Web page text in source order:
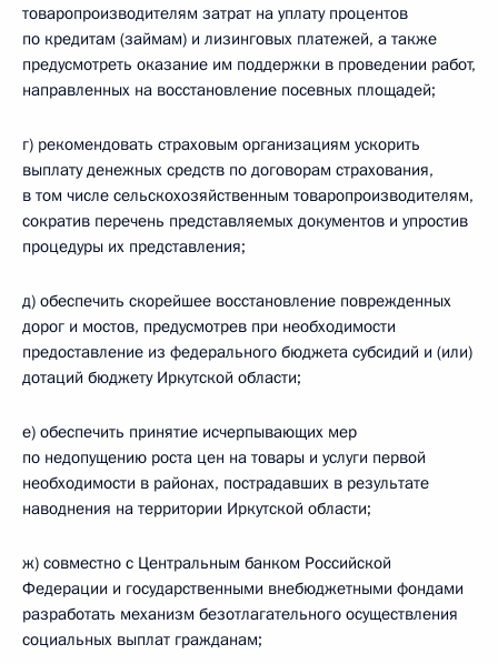
товаропроизводителям затрат на уплату процентов
по кредитам (займам) и лизинговых платежей, а также
предусмотреть оказание им поддержки в проведении работ,
направленных на восстановление посевных площадей;
г) рекомендовать страховым организациям ускорить
выплату денежных средств по договорам страхования,
в том числе сельскохозяйственным товаропроизводителям,
сократив перечень представляемых документов и упростив
процедуры их представления;
д) обеспечить скорейшее восстановление поврежденных
дорог и мостов, предусмотрев при необходимости
предоставление из федерального бюджета субсидий и (или)
дотаций бюджету Иркутской области;
е) обеспечить принятие исчерпывающих мер
по недопущению роста цен на товары и услуги первой
необходимости в районах, пострадавших в результате
наводнения на территории Иркутской области;
ж) совместно с Центральным банком Российской
Федерации и государственными внебюджетными фондами
разработать механизм безотлагательного осуществления
социальных выплат гражданам;